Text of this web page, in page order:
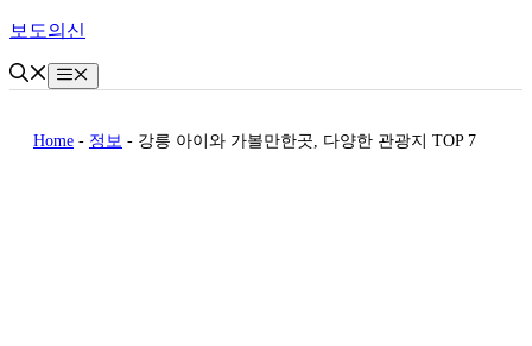
Skip
content
보도의신
Menu
Home - 정보 - 강릉 아이와 가볼만한곳, 다양한 관광지 TOP 7